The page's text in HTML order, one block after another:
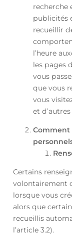
recherche
publicités
recueillir
l’heure
les pages
vous
que vous
vous
et
Comment
Certains
volontairement
lorsque vous
alors que
recueillis
l’article 3.2).